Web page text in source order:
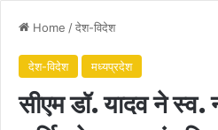
Home /देश-विदेश
देश-विदेश मध्यप्रदेश
सीएम डॉ. यादव ने स्व.